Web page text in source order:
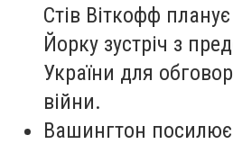
Стів Віткофф
Йорку зустріч з
України для
війни.
Вашингтон